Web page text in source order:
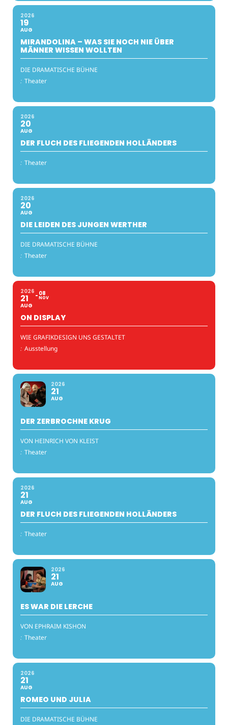
2026
19
AUG
MIRANDOLINA – WAS SIE NOCH NIE ÜBER
MÄNNER WISSEN WOLLTEN
DIE DRAMATISCHE BÜHNE
: Theater
2026
20
AUG
DER FLUCH DES FLIEGENDEN HOLLÄNDERS
: Theater
2026
20
AUG
DIE LEIDEN DES JUNGEN WERTHER
DIE DRAMATISCHE BÜHNE
: Theater
2026
21
AUG
08
NOV
ON DISPLAY
WIE GRAFIKDESIGN UNS GESTALTET
: Ausstellung
2026
21
AUG
DER ZERBROCHNE KRUG
VON HEINRICH VON KLEIST
: Theater
2026
21
AUG
DER FLUCH DES FLIEGENDEN HOLLÄNDERS
: Theater
2026
21
AUG
ES WAR DIE LERCHE
VON EPHRAIM KISHON
: Theater
2026
21
AUG
ROMEO UND JULIA
DIE DRAMATISCHE BÜHNE